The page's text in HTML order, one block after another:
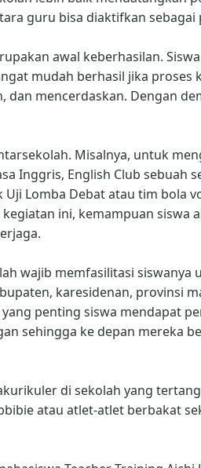
guru bisa diaktifkan sebagai
awal keberhasilan.
mudah berhasil jika
dan mencerdaskan. Dengan
Misalnya, untuk
Inggris, English Club sebuah
Uji Lomba Debat atau tim bola
ini, kemampuan siswa
wajib memfasilitasi siswanya
karesidenan, provinsi
penting siswa mendapat
sehingga ke depan mereka
di sekolah yang
atau atlet-atlet berbakat